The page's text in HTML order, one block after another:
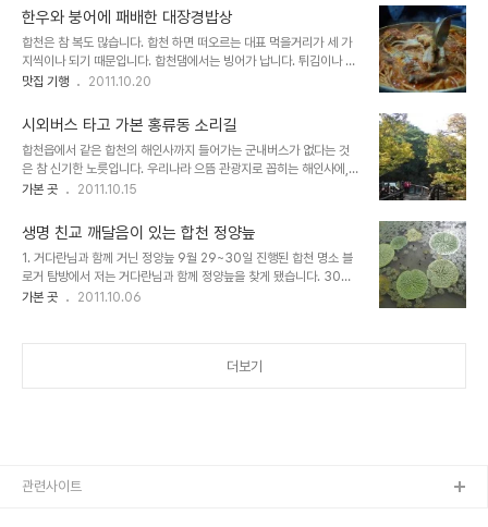
버스터미널에 가 ..
선을 보인다는 소식에 사람들이 왕창 몰리기도 했습니다. 지금 장경판
전에 들어 있는 경판들은 옛날과 달리 일절 구경도 할 수 없을 뿐더러
장경판전까지도 사진을 찍지 못하게 하고 있는 터라 더욱 사람들 관심
을 끌었습니다. 그런데 그렇게 대장경 천년 세계문화축전에 나들이나
온 경판조차 눈으로 볼 수만 있을 뿐 사진 찍기는 금지돼 있었습니다.
블로거들도 불만이 적지 않았더랬습니..
한우와 붕어에 패배한 대장경밥상
합천은 참 복도 많습니다. 합천 하면 떠오르는 대표 먹을거리가 세 가
지씩이나 되기 때문입니다. 합천댐에서는 빙어가 납니다. 튀김이나 무
침 등등을 해서 먹는다고 알고 있습니다. 그러나 겨울에만 나기 때문에
잉어찜이나 붕어찜이 빙어와 함께 합천 명품 먹을거리로 꼽힙니다. 크
기도 대단하려니와 맛도 그럴싸합니다. 충분히 묵혀 흙냄새를 빼는데,
그래도 완전히 없애지 않고 적당하게 역겹지 않을 정도로 흙냄새가 나
는 편이 낫답니다. 여기에 갖은 양념을 해서 찌는데요, 합천댐 붕어 등
은 큰 편이기 때문에 칼집을 제대로 넣어서 양념맛이 깊숙한 데까지 스
붕어찜 잉어찜 말고도 여러 먹을거..
맛집 기행 2011.10.20
시외버스 타고 가본 홍류동 소리길
합천읍에서 같은 합천의 해인사까지 들어가는 군내버스가 없다는 것
은 참 신기한 노릇입니다. 우리나라 으뜸 관광지로 꼽히는 해인사에,
군내버스로는 갈 수가 없다니 말씀입니다……. 대신 시외버스는 있었
10분 진주를 출발해 1시간 20분 뒤 합천군 합천읍 합천리 합천시외버
스터미널에 닿았다가 묘산·야로·가야를 거쳐 해인사까지 50분 남짓
걸려 들어가는 경전고속 버스였습니다.(해인사에서 나오는 차편은 오
전 7시 40분, 오후 1시와 5시 출발이랍니다.) 합천과 해인사를 오가
는 버스가 석 대밖에 없다 보니 터미널에는 이런 안내문이 붙어 있습니
가본 곳 2011.10.15
생명 친교 깨달음이 있는 합천 정양늪
1. 거다란님과 함께 거닌 정양늪 9월 29~30일 진행된 합천 명소 블
로거 탐방에서 저는 거다란님과 함께 정양늪을 찾게 됐습니다. 30일
오전 10시 30분 즈음 시작해 두 시간 가까이 거닐었는데, 앞서 혼자
이런 말씀입니다. 거다란님과 무슨 얘기를 나눴느냐고요? "요즘 사람
가본 곳 2011.10.06
더보기
관련사이트